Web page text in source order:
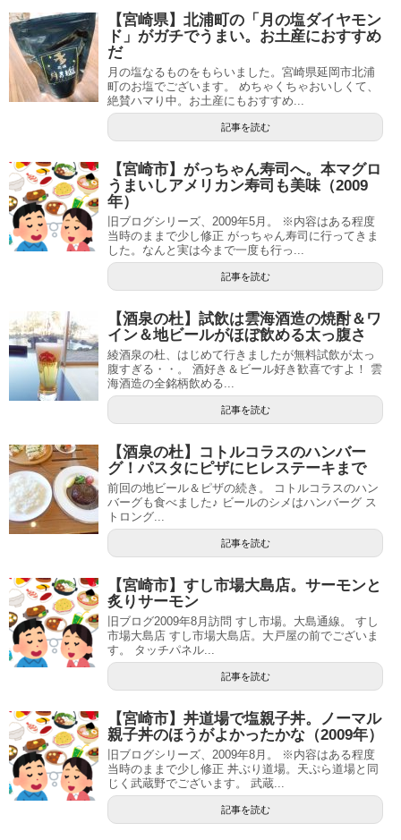
【宮崎県】北浦町の「月の塩ダイヤモン
ド」がガチでうまい。お土産におすすめ
だ
月の塩なるものをもらいました。宮崎県延岡市北浦
町のお塩でございます。 めちゃくちゃおいしくて、
絶賛ハマり中。お土産にもおすすめ...
記事を読む
【宮崎市】がっちゃん寿司へ。本マグロ
うまいしアメリカン寿司も美味（2009
年）
旧ブログシリーズ、2009年5月。 ※内容はある程度
当時のままで少し修正 がっちゃん寿司に行ってきま
した。なんと実は今まで一度も行っ...
記事を読む
【酒泉の杜】試飲は雲海酒造の焼酎＆ワ
イン＆地ビールがほぼ飲める太っ腹さ
綾酒泉の杜、はじめて行きましたが無料試飲が太っ
腹すぎる・・。 酒好き＆ビール好き歓喜ですよ！ 雲
海酒造の全銘柄飲める...
記事を読む
【酒泉の杜】コトルコラスのハンバー
グ！パスタにピザにヒレステーキまで
前回の地ビール＆ピザの続き。 コトルコラスのハン
バーグも食べました♪ ビールのシメはハンバーグ ス
トロング...
記事を読む
【宮崎市】すし市場大島店。サーモンと
炙りサーモン
旧ブログ2009年8月訪問 すし市場。大島通線。 すし
市場大島店 すし市場大島店。大戸屋の前でございま
す。 タッチパネル...
記事を読む
【宮崎市】丼道場で塩親子丼。ノーマル
親子丼のほうがよかったかな（2009年）
旧ブログシリーズ、2009年8月。 ※内容はある程度
当時のままで少し修正 丼ぶり道場。天ぷら道場と同
じく武蔵野でございます。 武蔵...
記事を読む